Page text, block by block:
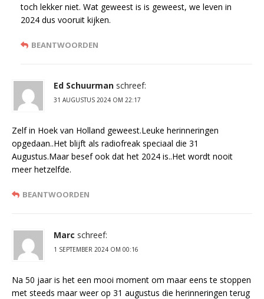
toch lekker niet. Wat geweest is is geweest, we leven in
2024 dus vooruit kijken.
BEANTWOORDEN
Ed Schuurman schreef:
31 AUGUSTUS 2024 OM 22:17
Zelf in Hoek van Holland geweest.Leuke herinneringen
opgedaan..Het blijft als radiofreak speciaal die 31
Augustus.Maar besef ook dat het 2024 is..Het wordt nooit
meer hetzelfde.
BEANTWOORDEN
Marc schreef:
1 SEPTEMBER 2024 OM 00:16
Na 50 jaar is het een mooi moment om maar eens te stoppen
met steeds maar weer op 31 augustus die herinneringen terug